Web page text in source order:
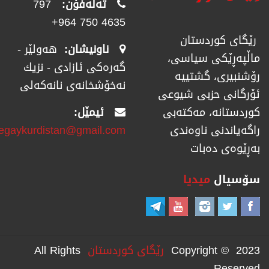
رێگای كوردستان
ماڵپەڕێكی سیاسی،
رۆشنبیری، گشتییە
ئۆرگانی حزبی شیوعی
كوردستانە، مەكتەبی
راگەیاندنی ناوەندی
بەڕێوەی دەبات
4635 750 964+
ناونیشان: هەولێر -
گەرەکی ئازادی - نزیك
نەخۆشخانەی نانەکەلی
ئیمێل:
سۆسیال میدیا
Copyright © 2023 رێگای كوردستان All Rights